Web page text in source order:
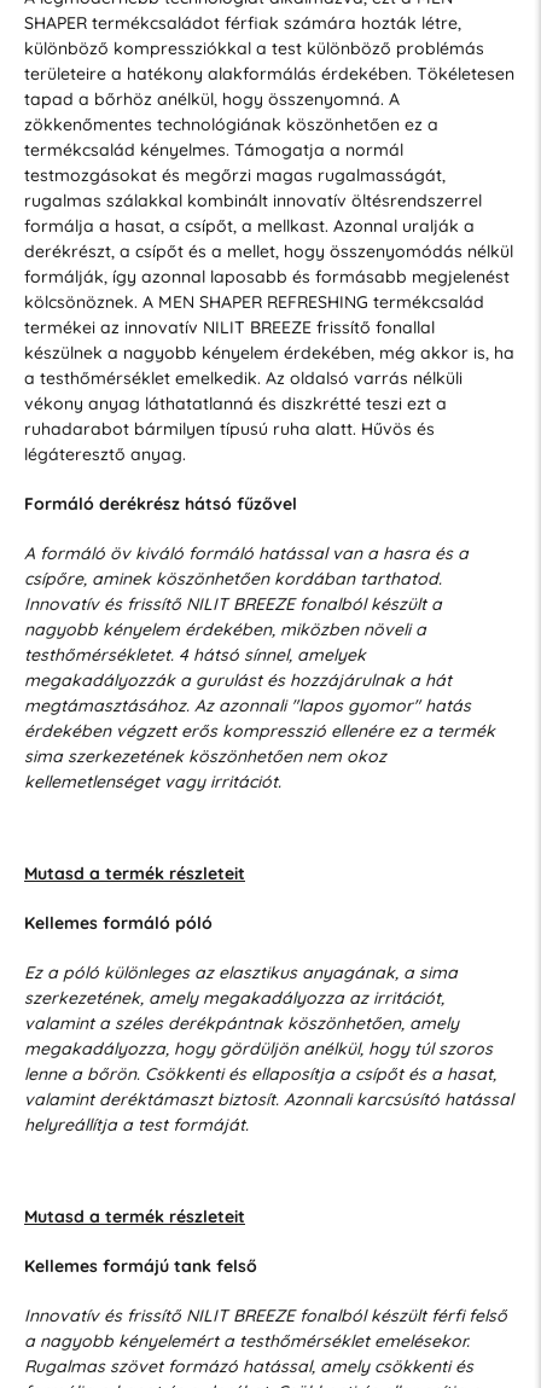
SHAPER termékcsaládot férfiak számára hozták létre,
különböző kompressziókkal a test különböző problémás
területeire a hatékony alakformálás érdekében. Tökéletesen
tapad a bőrhöz anélkül, hogy összenyomná. A
zökkenőmentes technológiának köszönhetően ez a
termékcsalád kényelmes. Támogatja a normál
testmozgásokat és megőrzi magas rugalmasságát,
rugalmas szálakkal kombinált innovatív öltésrendszerrel
formálja a hasat, a csípőt, a mellkast. Azonnal uralják a
derékrészt, a csípőt és a mellet, hogy összenyomódás nélkül
formálják, így azonnal laposabb és formásabb megjelenést
kölcsönöznek. A MEN SHAPER REFRESHING termékcsalád
termékei az innovatív NILIT BREEZE frissítő fonallal
készülnek a nagyobb kényelem érdekében, még akkor is, ha
a testhőmérséklet emelkedik. Az oldalsó varrás nélküli
vékony anyag láthatatlanná és diszkrétté teszi ezt a
ruhadarabot bármilyen típusú ruha alatt. Hűvös és
légáteresztő anyag.
Formáló derékrész hátsó fűzővel
A formáló öv kiváló formáló hatással van a hasra és a
csípőre, aminek köszönhetően kordában tarthatod.
Innovatív és frissítő NILIT BREEZE fonalból készült a
nagyobb kényelem érdekében, miközben növeli a
testhőmérsékletet. 4 hátsó sínnel, amelyek
megakadályozzák a gurulást és hozzájárulnak a hát
megtámasztásához. Az azonnali "lapos gyomor" hatás
érdekében végzett erős kompresszió ellenére ez a termék
sima szerkezetének köszönhetően nem okoz
kellemetlenséget vagy irritációt.
Mutasd a termék részleteit
Kellemes formáló póló
Ez a póló különleges az elasztikus anyagának, a sima
szerkezetének, amely megakadályozza az irritációt,
valamint a széles derékpántnak köszönhetően, amely
megakadályozza, hogy gördüljön anélkül, hogy túl szoros
lenne a bőrön. Csökkenti és ellaposítja a csípőt és a hasat,
valamint deréktámaszt biztosít. Azonnali karcsúsító hatással
helyreállítja a test formáját.
Mutasd a termék részleteit
Kellemes formájú tank felső
Innovatív és frissítő NILIT BREEZE fonalból készült férfi felső
a nagyobb kényelemért a testhőmérséklet emelésekor.
Rugalmas szövet formázó hatással, amely csökkenti és